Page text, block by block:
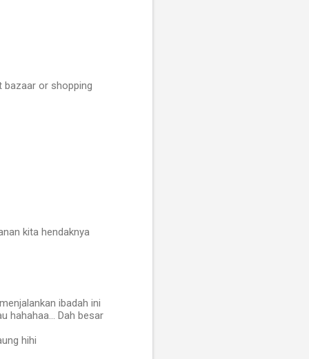
bazaar or shopping
kita hendaknya
ibadah ini
hahahaa... Dah besar
hihi